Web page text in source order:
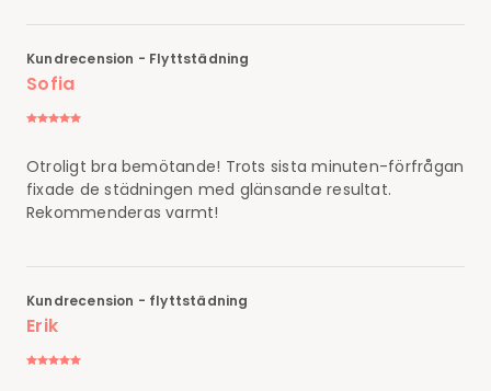
Kundrecension - Flyttstädning
Sofia
Otroligt bra bemötande! Trots sista minuten-förfrågan
fixade de städningen med glänsande resultat.
Rekommenderas varmt!
Kundrecension - flyttstädning
Erik